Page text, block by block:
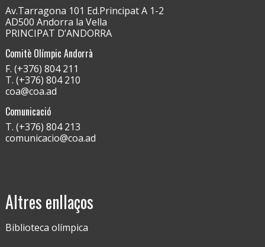
Av.Tarragona 101 Ed.Principat A 1-2
AD500 Andorra la Vella
PRINCIPAT D’ANDORRA
Comitè Olímpic Andorrà
F. (+376) 804 211
T. (+376) 804 210
coa@coa.ad
Comunicació
T. (+376) 804 213
comunicacio@coa.ad
Altres enllaços
Biblioteca olímpica